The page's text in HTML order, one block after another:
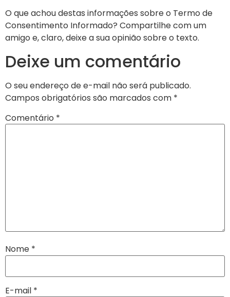
O que achou destas informações sobre o Termo de
Consentimento Informado? Compartilhe com um
amigo e, claro, deixe a sua opinião sobre o texto.
Deixe um comentário
O seu endereço de e-mail não será publicado.
Campos obrigatórios são marcados com *
Comentário *
Nome *
E-mail *